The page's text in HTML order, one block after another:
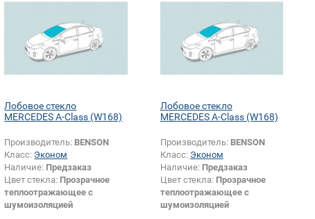
Лобовое стекло
MERCEDES A-Class (W168)
Производитель: BENSON
Класс: Эконом
Наличие: Предзаказ
Цвет стекла: Прозрачное
теплоотражающее с
шумоизоляцией
Лобовое стекло
MERCEDES A-Class (W168)
Производитель: BENSON
Класс: Эконом
Наличие: Предзаказ
Цвет стекла: Прозрачное
теплоотражающее с
шумоизоляцией